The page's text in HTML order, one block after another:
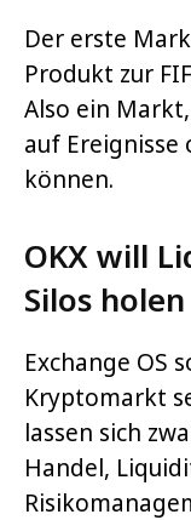
Der erste
Produkt zur
Also ein
auf Ereignisse
können.
OKX will
Silos holen
Exchange OS
Kryptomarkt
lassen sich
Handel,